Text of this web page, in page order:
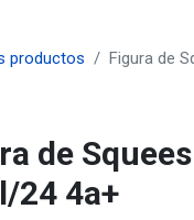
productos Figura de
de
24 4a+